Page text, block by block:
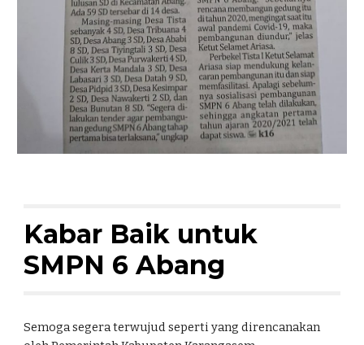
Kabar Baik untuk
SMPN 6 Abang
Semoga segera terwujud seperti yang direncanakan